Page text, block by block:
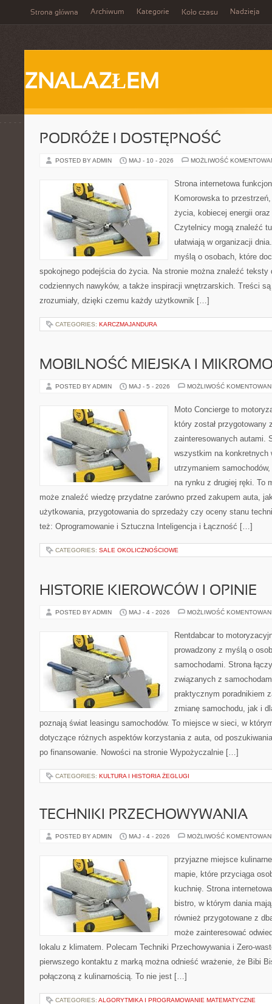
Strona główna Archiwum Kategorie Koło czasu Nadzieja
ZNALAZŁEM
PODRÓŻE I DOSTĘPNOŚĆ
POSTED BY ADMIN MAJ - 10 - 2026 MOŻLIWOŚĆ
Strona internetowa
Komorowska to
życia, kobiecej energii
Czytelnicy mogą znaleźć
ułatwiają w organizacji
myślą o osobach, które
spokojnego podejścia do życia. Na stronie można znaleźć
codziennych nawyków, a także inspiracji wnętrzarskich. Treści
zrozumiały, dzięki czemu każdy użytkownik […]
CATEGORIES: KARCZMAJANDURA
MOBILNOŚĆ MIEJSKA I
POSTED BY ADMIN MAJ - 5 - 2026 MOŻLIWOŚĆ
Moto Concierge to
który został przygotowany
zainteresowanych autami.
wszystkim na konkretnych
utrzymaniem
na rynku z drugiej ręki. To
może znaleźć wiedzę przydatne zarówno przed zakupem auta,
użytkowania, przygotowania do sprzedaży czy oceny stanu
też: Oprogramowanie i Sztuczna Inteligencja i Łączność […]
CATEGORIES: SALE OKOLICZNOŚCIOWE
HISTORIE KIEROWCÓW I OPINIE
POSTED BY ADMIN MAJ - 4 - 2026 MOŻLIWOŚĆ
Rentdabcar to
prowadzony z myślą o
samochodami. Strona
związanych z
praktycznym poradnikiem
zmianę samochodu, jak i
poznają świat leasingu samochodów. To miejsce w sieci, w
dotyczące różnych aspektów korzystania z auta, od
po finansowanie. Nowości na stronie Wypożyczalnie […]
CATEGORIES: KULTURA I HISTORIA ŻEGLUGI
TECHNIKI PRZECHOWYWANIA
POSTED BY ADMIN MAJ - 4 - 2026 MOŻLIWOŚĆ
przyjazne miejsce
mapie, które przyciąga
kuchnię. Strona
bistro, w którym dania
również przygotowane z
może zainteresować
lokalu z klimatem. Polecam Techniki Przechowywania i Zero-
pierwszego kontaktu z marką można odnieść wrażenie, że Bibi
połączoną z kulinarnością. To nie jest […]
CATEGORIES: ALGORYTMIKA I PROGRAMOWANIE MATEMATYCZNE